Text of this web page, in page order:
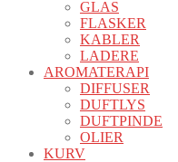
GLAS
FLASKER
KABLER
LADERE
AROMATERAPI
DIFFUSER
DUFTLYS
DUFTPINDE
OLIER
KURV